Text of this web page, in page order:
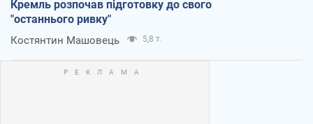
Кремль розпочав підготовку до свого
"останнього ривку"
Костянтин Машовець 5,8 т.